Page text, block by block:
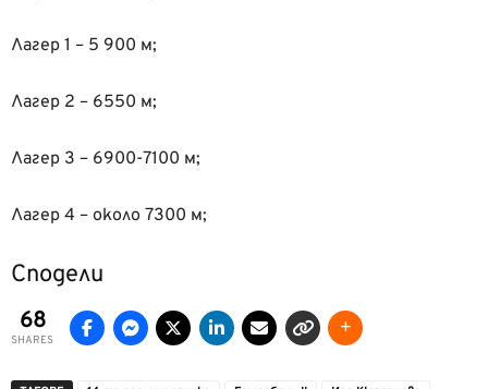
Лагер 1 – 5 900 м;
Лагер 2 – 6550 м;
Лагер 3 – 6900-7100 м;
Лагер 4 – около 7300 м;
Сподели
68
SHARES